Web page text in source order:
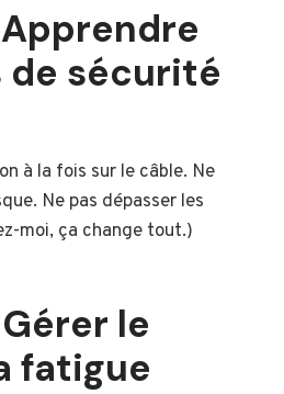
de sécurité
à la fois sur le câble. Ne
Ne pas dépasser les
moi, ça change tout.)
le
fatigue